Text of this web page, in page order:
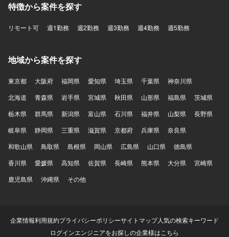
特徴から案件を探す
リモート可 週1勤務 週2勤務 週3勤務 週4勤務 週5勤務
地域から案件を探す
東京都 大阪府 福岡県 愛知県 埼玉県 千葉県
神奈川県
北海道
青森県 岩手県 宮城県 秋田県 山形県 福島県
茨城県
栃木県
群馬県 新潟県 富山県 石川県 福井県 山梨県
長野県
岐阜県
静岡県 三重県 滋賀県 京都府 兵庫県
奈良県
和歌山県
鳥取県 島根県 岡山県 広島県 山口県
徳島県
香川県
愛媛県 高知県 佐賀県 長崎県 熊本県 大分県
宮崎県
鹿児島県
沖縄県 その他
企業情報利用規約プライバシーポリシーサイトマップ人気の検索キーワード
ログインエンジニアをお探しの企業様はこちら